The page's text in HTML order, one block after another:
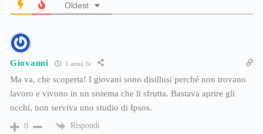
Oldest
Giovanni 1 anno fa
Ma va, che scoperta! I giovani sono disillusi perché non trovano
lavoro e vivono in un sistema che li sfrutta. Bastava aprire gli
occhi, non serviva uno studio di Ipsos.
0 Rispondi